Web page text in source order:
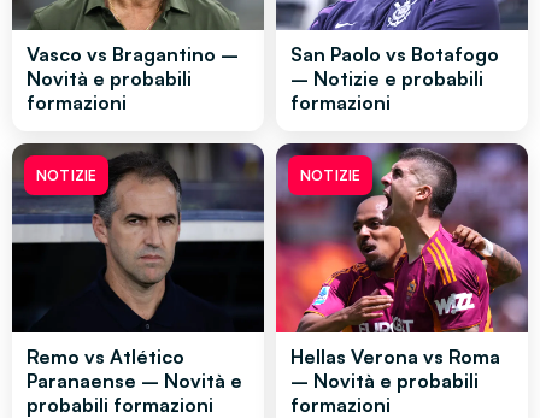
Vasco vs Bragantino –
Novità e probabili
formazioni
San Paolo vs Botafogo
– Notizie e probabili
formazioni
NOTIZIE
Remo vs Atlético
Paranaense – Novità e
probabili formazioni
NOTIZIE
Hellas Verona vs Roma
– Novità e probabili
formazioni